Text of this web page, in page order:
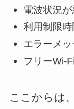
電波状況
利用制限
エラーメ
フリーWi-
ここからは